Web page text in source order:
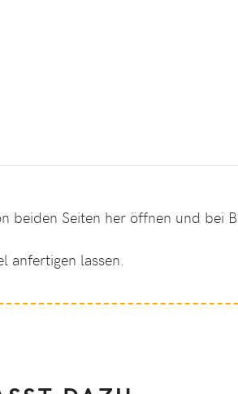
Seiten her öffnen und bei
anfertigen lassen.